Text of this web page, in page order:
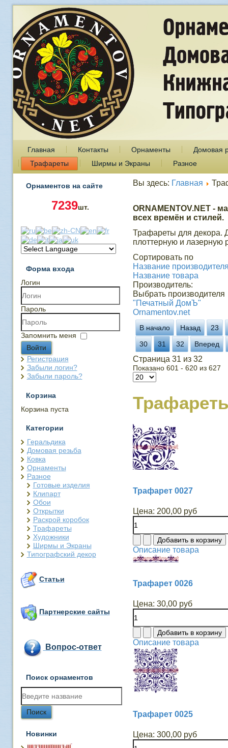
Главная Контакты Орнаменты
Домовая
Трафареты
Ширмы и Экраны Разное
Орнаментов на сайте
7239шт.
Форма входа
Логин
Пароль
Запомнить меня
Войти
Регистрация
Забыли логин?
Забыли пароль?
Корзина
Корзина пуста
Категории
Геральдика
Домовая резьба
Ковка
Орнаменты
Разное
Готовые изделия
Клипарт
Обои
Открытки
Раскрой коробок
Трафареты
Художники
Ширмы и Экраны
Типографский декор
Статьи
Партнерские сайты
Вопрос-ответ
Поиск орнаментов
Новинки
Вы здесь: Главная
ORNAMENTOV.NET -
всех времён и стилей.
Трафареты для декора.
плоттерную и лазерную
Сортировать по
Название
Название товара
Производитель:
Выбрать производителя
"Печатный ДомЪ"
Ornamentov.net
В начало Назад
23
30
31 32 Вперед
Страница 31 из 32
Показано 601 - 620 из 627
Трафарет 0027
Цена: 200,00 руб
Описание товара
Трафарет 0026
Цена: 30,00 руб
Описание товара
Трафарет 0025
Цена: 300,00 руб